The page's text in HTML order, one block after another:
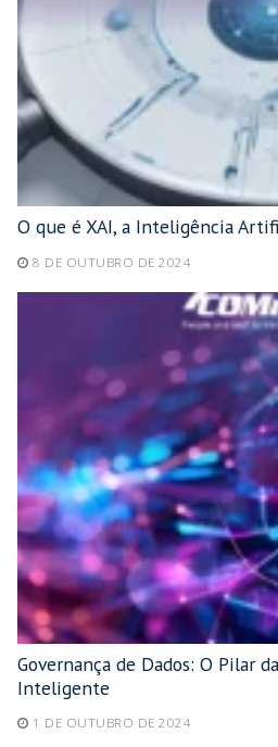
O que é XAI, a Inteligência
8 DE OUTUBRO DE 2024
Governança de Dados: O Pilar
Inteligente
1 DE OUTUBRO DE 2024